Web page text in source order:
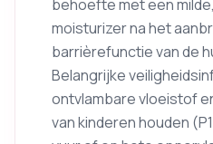
behoefte met een
moisturizer na het
barrièrefunctie van de
Belangrijke
ontvlambare vloeistof
van kinderen houden